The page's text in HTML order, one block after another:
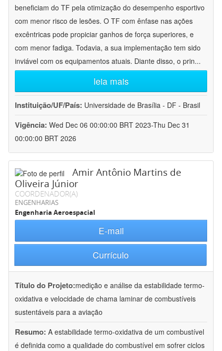
beneficiam do TF pela otimização do desempenho esportivo
com menor risco de lesões. O TF com ênfase nas ações
excêntricas pode propiciar ganhos de força superiores, e
com menor fadiga. Todavia, a sua implementação tem sido
inviável com os equipamentos atuais. Diante disso, o prin...
leia mais
Instituição/UF/País: Universidade de Brasília - DF - Brasil
Vigência: Wed Dec 06 00:00:00 BRT 2023-Thu Dec 31
00:00:00 BRT 2026
Amir Antônio Martins de
Oliveira Júnior
COORDENADOR(A)
ENGENHARIAS
Engenharia Aeroespacial
E-mail
Currículo
Título do Projeto:medição e análise da estabilidade termo-
oxidativa e velocidade de chama laminar de combustíveis
sustentáveis para a aviação
Resumo: A estabilidade termo-oxidativa de um combustível
é definida como a qualidade do combustível em sofrer ciclos